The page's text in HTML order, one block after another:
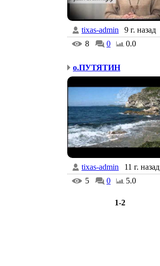
tixas-admin
9 г. назад
8
0 0.0
о.ПУТЯТИН
tixas-admin
11 г. назад
5
0 5.0
1-2